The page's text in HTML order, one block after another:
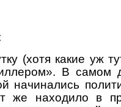
(хотя какие уж
В самом
начинались
же находило в